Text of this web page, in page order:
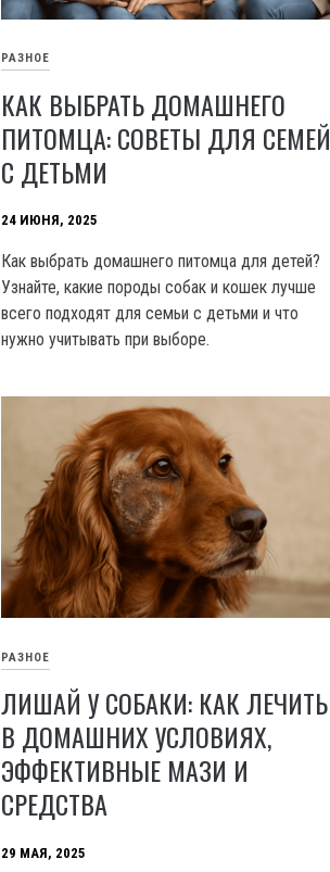
РАЗНОЕ
КАК ВЫБРАТЬ ДОМАШНЕГО
ПИТОМЦА: СОВЕТЫ ДЛЯ СЕМЕЙ
С ДЕТЬМИ
24 ИЮНЯ, 2025
Как выбрать домашнего питомца для детей?
Узнайте, какие породы собак и кошек лучше
всего подходят для семьи с детьми и что
нужно учитывать при выборе.
РАЗНОЕ
ЛИШАЙ У СОБАКИ: КАК ЛЕЧИТЬ
В ДОМАШНИХ УСЛОВИЯХ,
ЭФФЕКТИВНЫЕ МАЗИ И
СРЕДСТВА
29 МАЯ, 2025